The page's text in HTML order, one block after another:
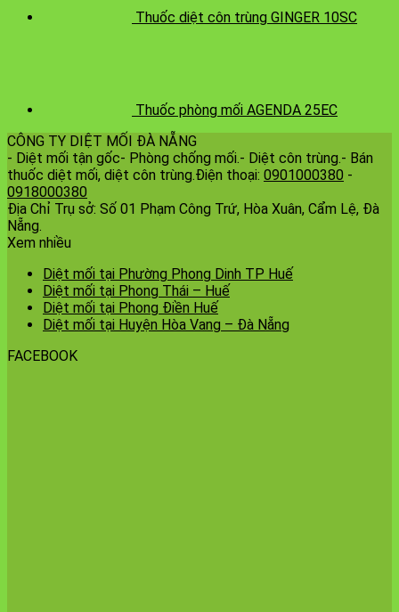
Thuốc diệt côn trùng GINGER 10SC
Thuốc phòng mối AGENDA 25EC
CÔNG TY DIỆT MỐI ĐÀ NẴNG
- Diệt mối tận gốc- Phòng chống mối.- Diệt côn trùng.- Bán
thuốc diệt mối, diệt côn trùng.Điện thoại: 0901000380 -
0918000380
Địa Chỉ Trụ sở: Số 01 Phạm Công Trứ, Hòa Xuân, Cẩm Lệ, Đà
Nẵng.
Xem nhiều
Diệt mối tại Phường Phong Dinh TP Huế
Diệt mối tại Phong Thái – Huế
Diệt mối tại Phong Điền Huế
Diệt mối tại Huyện Hòa Vang – Đà Nẵng
FACEBOOK